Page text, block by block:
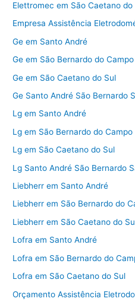
Elettromec em São Caetano do
Empresa Assistência
Ge em Santo André
Ge em São Bernardo do Campo
Ge em São Caetano do Sul
Ge Santo André São Bernardo
Lg em Santo André
Lg em São Bernardo do Campo
Lg em São Caetano do Sul
Lg Santo André São Bernardo
Liebherr em Santo André
Liebherr em São Bernardo do
Liebherr em São Caetano do
Lofra em Santo André
Lofra em São Bernardo do
Lofra em São Caetano do Sul
Orçamento Assistência